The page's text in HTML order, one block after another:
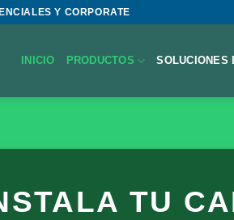
Y CORPORATE
INICIO PRODUCTOS SOLUCIONES
TU